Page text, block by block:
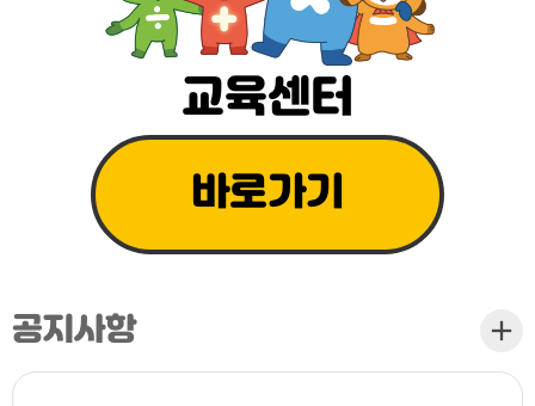
교육센터
바로가기
공지사항 더보기